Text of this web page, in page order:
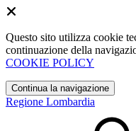
Questo sito utilizza cookie
continuazione della
COOKIE POLICY
Continua la navigazione
Regione Lombardia